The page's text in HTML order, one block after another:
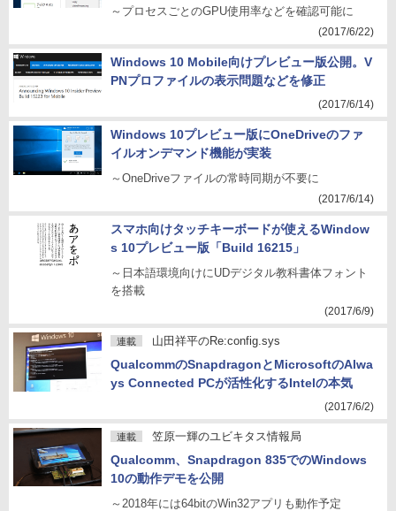
～プロセスごとのGPU使用率などを確認可能に
(2017/6/22)
Windows 10 Mobile向けプレビュー版公開。V
PNプロファイルの表示問題などを修正
(2017/6/14)
Windows 10プレビュー版にOneDriveのファ
イルオンデマンド機能が実装
～OneDriveファイルの常時同期が不要に
(2017/6/14)
スマホ向けタッチキーボードが使えるWindow
s 10プレビュー版「Build 16215」
～日本語環境向けにUDデジタル教科書体フォント
を搭載
(2017/6/9)
連載 山田祥平のRe:config.sys
QualcommのSnapdragonとMicrosoftのAlwa
ys Connected PCが活性化するIntelの本気
(2017/6/2)
連載 笠原一輝のユビキタス情報局
Qualcomm、Snapdragon 835でのWindows
10の動作デモを公開
～2018年には64bitのWin32アプリも動作予定